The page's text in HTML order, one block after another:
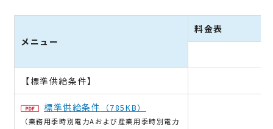
メニュー
料金表
【標準供給条件】
標準供給条件 （785KB）
（業務用季時別電力Aおよび産業用季時別電力